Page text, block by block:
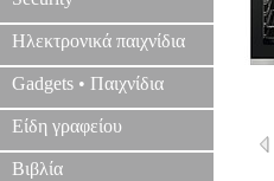
Ηλεκτρονικά παιχνίδια
Gadgets • Παιχνίδια
Είδη γραφείου
Βιβλία